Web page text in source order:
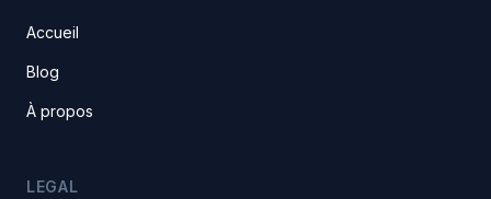
Accueil
Blog
À propos
LEGAL